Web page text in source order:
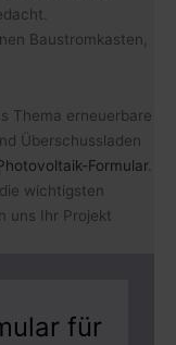
Baustromkasten,
Thema erneuerbare
Überschussladen
Formular
wichtigsten
uns Ihr Projekt
für